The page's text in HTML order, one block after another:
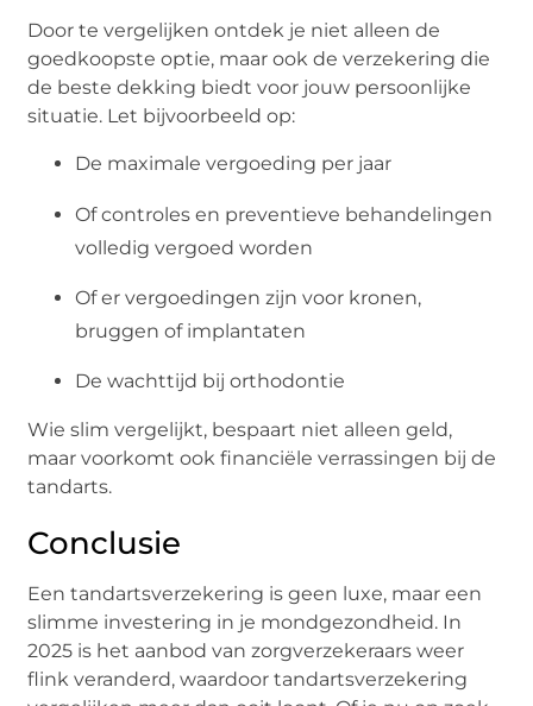
Door te vergelijken ontdek je niet alleen de
goedkoopste optie, maar ook de verzekering die
de beste dekking biedt voor jouw persoonlijke
situatie. Let bijvoorbeeld op:
De maximale vergoeding per jaar
Of controles en preventieve behandelingen
volledig vergoed worden
Of er vergoedingen zijn voor kronen,
bruggen of implantaten
De wachttijd bij orthodontie
Wie slim vergelijkt, bespaart niet alleen geld,
maar voorkomt ook financiële verrassingen bij de
tandarts.
Conclusie
Een tandartsverzekering is geen luxe, maar een
slimme investering in je mondgezondheid. In
2025 is het aanbod van zorgverzekeraars weer
flink veranderd, waardoor tandartsverzekering